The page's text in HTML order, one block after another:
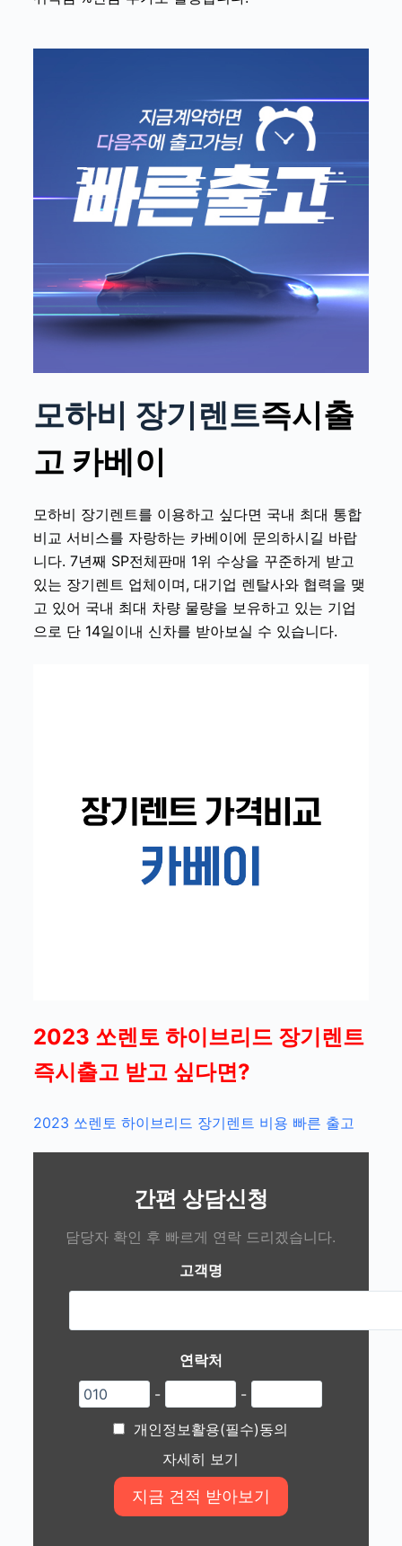
모하비 장기렌트즉시출
고 카베이
모하비 장기렌트를 이용하고 싶다면 국내 최대 통합
비교 서비스를 자랑하는 카베이에 문의하시길 바랍
니다. 7년째 SP전체판매 1위 수상을 꾸준하게 받고
있는 장기렌트 업체이며, 대기업 렌탈사와 협력을 맺
고 있어 국내 최대 차량 물량을 보유하고 있는 기업
으로 단 14일이내 신차를 받아보실 수 있습니다.
2023 쏘렌토 하이브리드 장기렌트
즉시출고 받고 싶다면?
2023 쏘렌토 하이브리드 장기렌트 비용 빠른 출고
간편 상담신청
담당자 확인 후 빠르게 연락 드리겠습니다.
고객명
연락처
-
-
개인정보활용(필수)동의
자세히 보기